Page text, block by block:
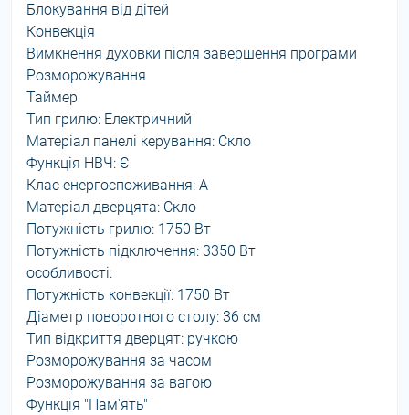
Блокування від дітей
Конвекція
Вимкнення духовки після завершення програми
Розморожування
Таймер
Тип грилю: Електричний
Матеріал панелі керування: Скло
Функція НВЧ: Є
Клас енергоспоживання: А
Матеріал дверцята: Скло
Потужність грилю: 1750 Вт
Потужність підключення: 3350 Вт
особливості:
Потужність конвекції: 1750 Вт
Діаметр поворотного столу: 36 см
Тип відкриття дверцят: ручкою
Розморожування за часом
Розморожування за вагою
Функція "Пам'ять"